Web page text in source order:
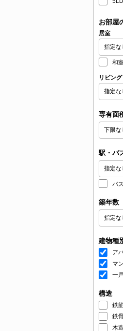
お部屋
居室
和
リビン
専有面
駅・バ
バ
築年数
建物種
ア
マ
一
構造
鉄
鉄
木造